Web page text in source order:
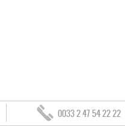
0033 2 47 54 22 22